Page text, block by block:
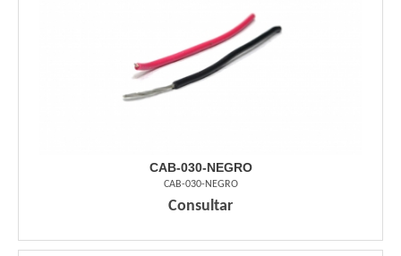
CAB-030-NEGRO
CAB-030-NEGRO
Consultar